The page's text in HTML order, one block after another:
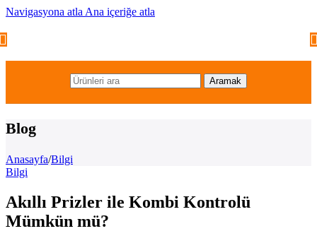
Navigasyona atla Ana içeriğe atla
Aramak
Blog
Anasayfa/Bilgi
Bilgi
Akıllı Prizler ile Kombi Kontrolü
Mümkün mü?